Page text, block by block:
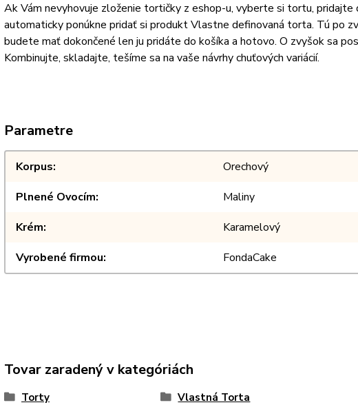
Ak Vám nevyhovuje zloženie tortičky z eshop-u, vyberte si tortu,
automaticky ponúkne pridať si produkt Vlastne definovaná torta. Tú po
budete mať dokončené len ju pridáte do košíka a hotovo. O zvyšok sa
Kombinujte, skladajte, tešíme sa na vaše návrhy chuťových variácií.
Parametre
Korpus
Orechový
Plnené Ovocím
Maliny
Krém
Karamelový
Vyrobené firmou
FondaCake
Tovar zaradený v kategóriách
Torty Vlastná Torta